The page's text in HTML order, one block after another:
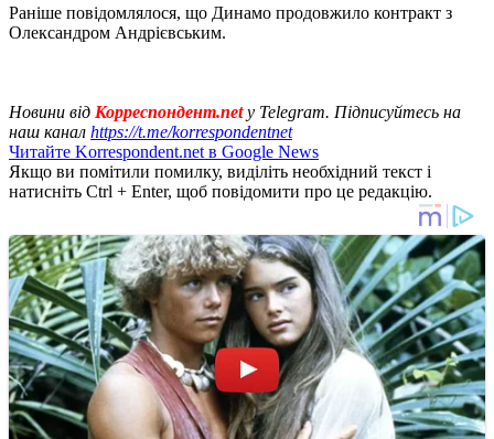
Раніше повідомлялося, що Динамо продовжило контракт з
Олександром Андрієвським.
Новини від Корреспондент.netу Telegram. Підписуйтесь на
наш канал https://t.me/korrespondentnet
Читайте Korrespondent.net в Google News
Якщо ви помітили помилку, виділіть необхідний текст і
натисніть Ctrl + Enter, щоб повідомити про це редакцію.